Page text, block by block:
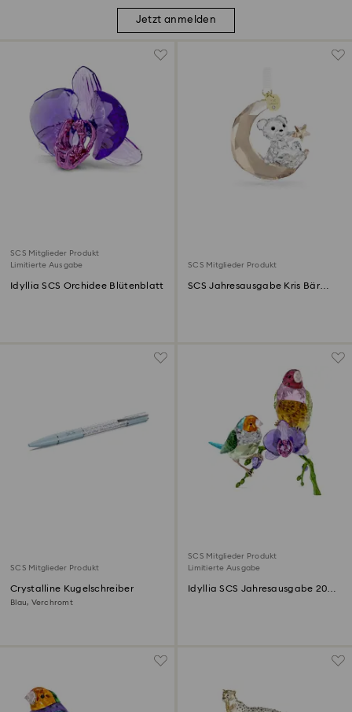
Jetzt anmelden
SCS Mitglieder Produkt
Limitierte Ausgabe
Idyllia SCS Orchidee Blütenblatt
SCS Mitglieder Produkt
SCS Jahresausgabe Kris Bär
SCS Mitglieder Produkt
Crystalline Kugelschreiber
Blau, Verchromt
SCS Mitglieder Produkt
Limitierte Ausgabe
Idyllia SCS Jahresausgabe 2024